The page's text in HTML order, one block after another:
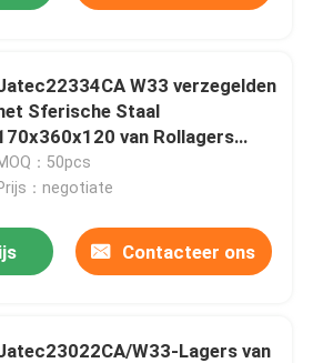
W33 verzegelden
Sferische Staal
van Rollagers
：50pcs
：negotiate
Contacteer ons
W33-Lagers van